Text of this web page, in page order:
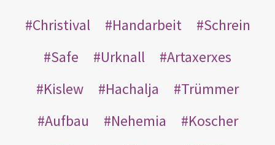
Christival Handarbeit
Schrein
Safe
Urknall
Artaxerxes
Kislew
Hachalja
Trümmer
Aufbau
Nehemia
Koscher